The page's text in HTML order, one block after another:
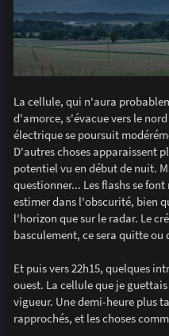
La cellule, qui n'aura
d'amorce, s'évacue vers le
électrique se poursuit
D'autres choses apparaissent
potentiel vu en début de nuit.
questionner... Les flashs se
estimer dans l'obscurité, bien
l'horizon que sur le radar. Le
basculement, ce sera quitte ou
Et puis vers 22h15, quelques
ouest. La cellule que je
vigueur. Une demi-heure plus
rapprochés, et les choses